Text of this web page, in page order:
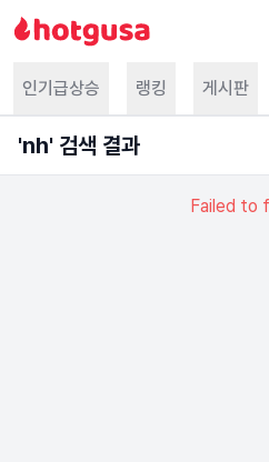
인기급상승 랭킹 게시판
'nh' 검색 결과
Failed to